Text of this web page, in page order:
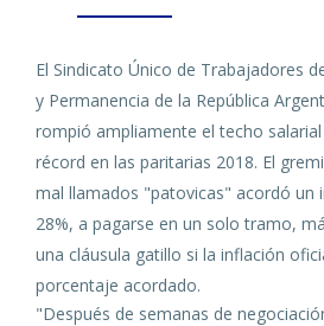
El Sindicato Único de Trabajadores
y Permanencia de la República
rompió ampliamente el techo
récord en las paritarias 2018. El
mal llamados "patovicas" acordó un
28%, a pagarse en un solo tramo,
una cláusula gatillo si la inflación
porcentaje acordado.
"Después de semanas de